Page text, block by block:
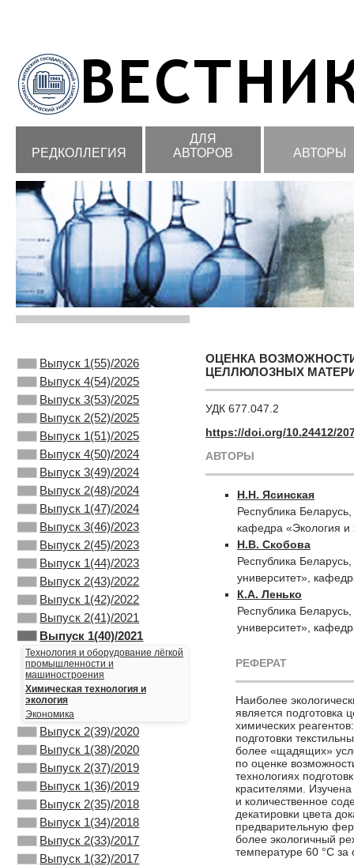
РЕДКОЛЛЕГИЯ
ДЛЯ
АВТОРОВ
АВТОРЫ
Выпуск 1(55)/2026
Выпуск 4(54)/2025
Выпуск 3(53)/2025
Выпуск 2(52)/2025
Выпуск 1(51)/2025
Выпуск 4(50)/2024
Выпуск 3(49)/2024
Выпуск 2(48)/2024
Выпуск 1(47)/2024
Выпуск 3(46)/2023
Выпуск 2(45)/2023
Выпуск 1(44)/2023
Выпуск 2(43)/2022
Выпуск 1(42)/2022
Выпуск 2(41)/2021
Выпуск 1(40)/2021
Технология и оборудование лёгкой
промышленности и
машиностроения
Химическая технология и
экология
Экономика
Выпуск 2(39)/2020
Выпуск 1(38)/2020
Выпуск 2(37)/2019
Выпуск 1(36)/2019
Выпуск 2(35)/2018
Выпуск 1(34)/2018
Выпуск 2(33)/2017
Выпуск 1(32)/2017
ОЦЕНКА
ЦЕЛЛЮЛОЗНЫХ
УДК 677.047.2
https://doi.org/10.24412/
АВТОРЫ
Н.Н. Ясинская
Республика
кафедра «Экология и
Н.В. Скобова
Республика
университет»,
К.А. Ленько
Республика
университет»,
РЕФЕРАТ
Наиболее
является подготовка
химических
подготовки
более «щадящих»
по оценке
технологиях
красителями.
и количественное
декатировки цвета
предварительную
более экологичный
температуре 60 °С за